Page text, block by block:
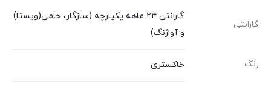
گارانتی
گارانتی ۲۴ ماهه یکپارچه (سازگار، حامی(ویستا)
و آواژنگ)
رنگ خاکستری